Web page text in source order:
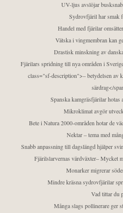
UV-ljus avslöjar
Sydrovfjäril har smak
Handel med fjärilar
Vätska i vingmembran kan
Drastisk minskning av
Fjärilars spridning till nya områden i
class="sf-description">– betydelsen av
särdrag</
Spanska kamgräsfjärilar hotas
Mikroklimat avgör
Bete i Natura 2000-områden hotar de
Nektar – tema med
Snabb anpassning till dagslängd hjälper
Fjärilslarvernas värdväxter– Mycket
Monarker migrerar
Mindre kräsna sydrovfjärilar
Vad tittar du
Många slags pollinerare ger